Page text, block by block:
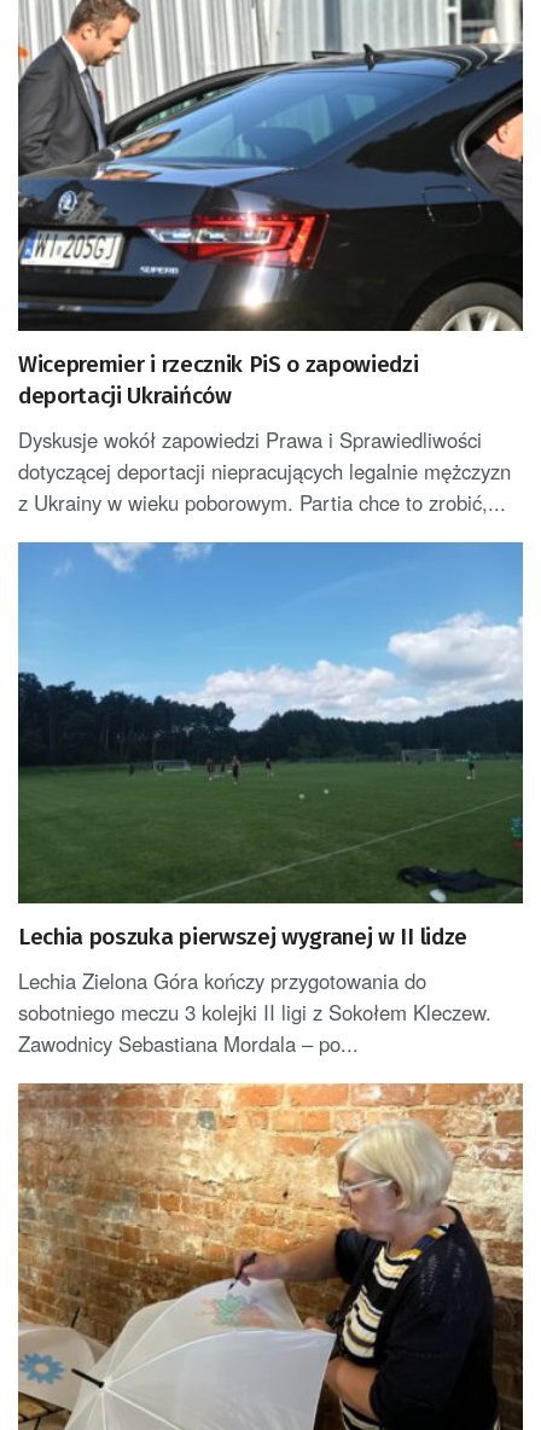
Wicepremier i rzecznik PiS o zapowiedzi
deportacji Ukraińców
Dyskusje wokół zapowiedzi Prawa i Sprawiedliwości
dotyczącej deportacji niepracujących legalnie mężczyzn
z Ukrainy w wieku poborowym. Partia chce to zrobić,...
Lechia poszuka pierwszej wygranej w II lidze
Lechia Zielona Góra kończy przygotowania do
sobotniego meczu 3 kolejki II ligi z Sokołem Kleczew.
Zawodnicy Sebastiana Mordala – po...